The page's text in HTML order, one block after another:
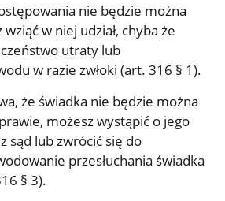
nie będzie można
w niej udział, chyba że
utraty lub
w razie zwłoki (art. 316 § 1).
że świadka nie będzie można
możesz wystąpić o jego
sąd lub zwrócić się do
przesłuchania świadka
§ 3).